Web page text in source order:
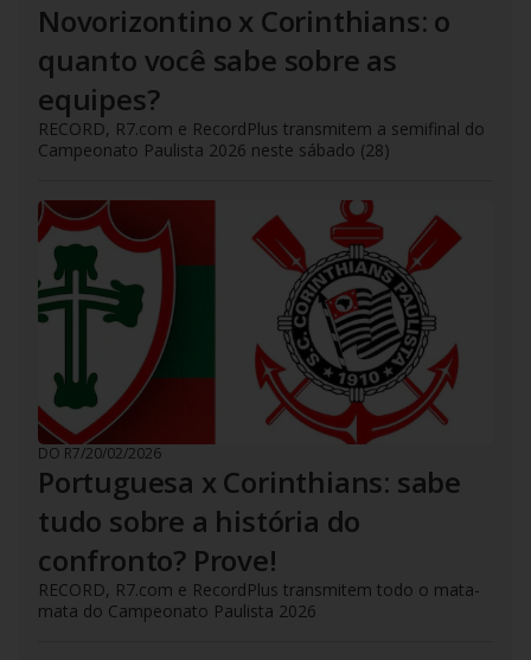
Novorizontino x Corinthians: o
quanto você sabe sobre as
equipes?
RECORD, R7.com e RecordPlus transmitem a semifinal do
Campeonato Paulista 2026 neste sábado (28)
DO R7/20/02/2026
Portuguesa x Corinthians: sabe
tudo sobre a história do
confronto? Prove!
RECORD, R7.com e RecordPlus transmitem todo o mata-
mata do Campeonato Paulista 2026